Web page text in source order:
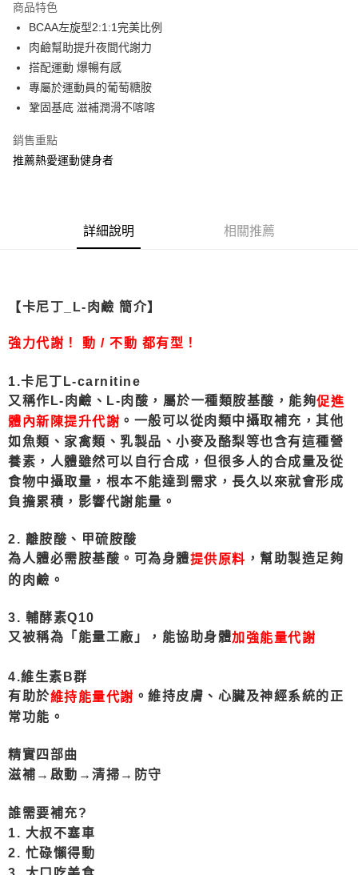
合作金庫商業銀行
華南商業銀行
上海商業儲蓄銀行
國泰世華商業銀行
臺灣中小企業銀行
匯豐（台灣）商業銀行
聯邦商業銀行
元大商業銀行
台新國際商業銀行
超商取貨付款
LINE Pay
Apple Pay
街口支付
ATM付款
每筆NT$80，滿NT$399(含以上)免運費
7-11取貨付款
每筆NT$80，滿NT$490(含以上)免運費
宅配
每筆NT$80，滿NT$490(含以上)免運費
商品特色
BCAA左旋型2:1:1完美比例
肉鹼幫助提升夜間代謝力
搭配運動 爆暢有感
專屬於運動員的葡萄糖胺
鞏固基底 滋補潤滑不喀喀
銷售重點
推薦熱愛運動健身者
詳細說明 相關推薦
【卡尼丁_L-肉鹼 簡介】
強力代謝！ 動 / 不動 都有型！
1.卡尼丁L-carnitine
又稱作L-肉鹼、L-肉酸，屬於一種類胺基酸，能夠促進
體內新 陳提升代謝 。一般可以從肉類中攝取補充，其他
如魚類、家禽類、乳製品、小麥及酪梨等也含有這種營
養素，人體雖然可以自行合成，但很多人的合成量及從
食物中攝取量，根本不能達到需求，長久以來就會形成
負擔累積，影響代謝能量。
2. 離胺酸、甲硫胺酸
為人體必需胺基酸。可為身體提供原料 ，幫助製造足夠
的肉鹼。
3. 輔酵素Q10
又被稱為「能量工廠」，能協助身體加強能量代謝
4.維生素B群
有助於維持能量代謝 。維持皮膚、心臟及神經系統的正
常功能。
精實四部曲
滋補→啟動→清掃→防守
誰需要補充?
1. 大叔不塞車
2. 忙碌懶得動